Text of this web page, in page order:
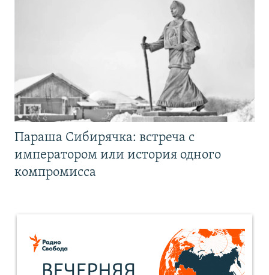
Параша Сибирячка: встреча с
императором или история одного
компромисса